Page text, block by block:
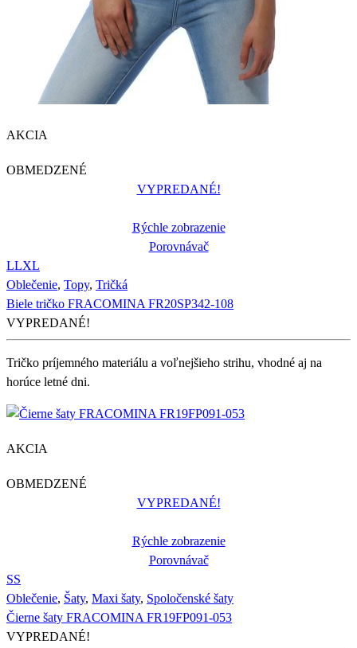
AKCIA
OBMEDZENÉ
VYPREDANÉ!
Rýchle zobrazenie
Porovnávač
LLXL
Oblečenie, Topy, Tričká
Biele tričko FRACOMINA FR20SP342-108
VYPREDANÉ!
Tričko príjemného materiálu a voľnejšieho strihu, vhodné aj na
horúce letné dni.
AKCIA
OBMEDZENÉ
VYPREDANÉ!
Rýchle zobrazenie
Porovnávač
SS
Oblečenie, Šaty, Maxi šaty, Spoločenské šaty
Čierne šaty FRACOMINA FR19FP091-053
VYPREDANÉ!